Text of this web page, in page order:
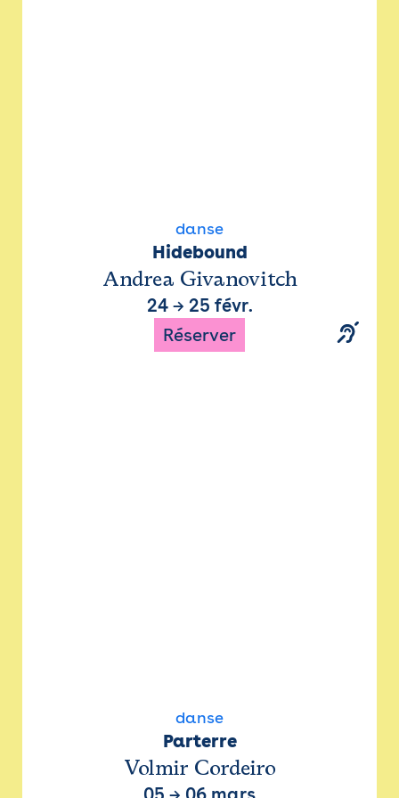
danse
Hidebound
Andrea Givanovitch
24→ 25 févr.
Réserver
danse
Parterre
Volmir Cordeiro